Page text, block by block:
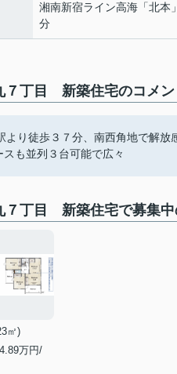
湘南新宿ライン高海 「北本
分
７丁目 新築住宅のコメン
り徒歩３７分、南西角地で解放
スも並列３台可能で広々
７丁目 新築住宅で募集中
㎡)
万円/